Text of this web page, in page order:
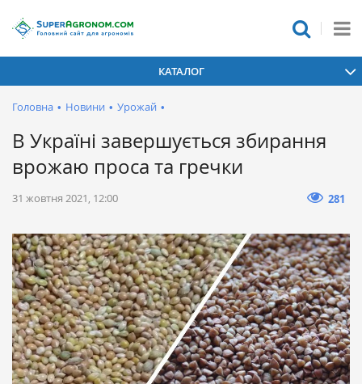
КАТАЛОГ
Головна • Новини • Урожай •
В Україні завершується збирання
врожаю проса та гречки
31 жовтня 2021, 12:00 281